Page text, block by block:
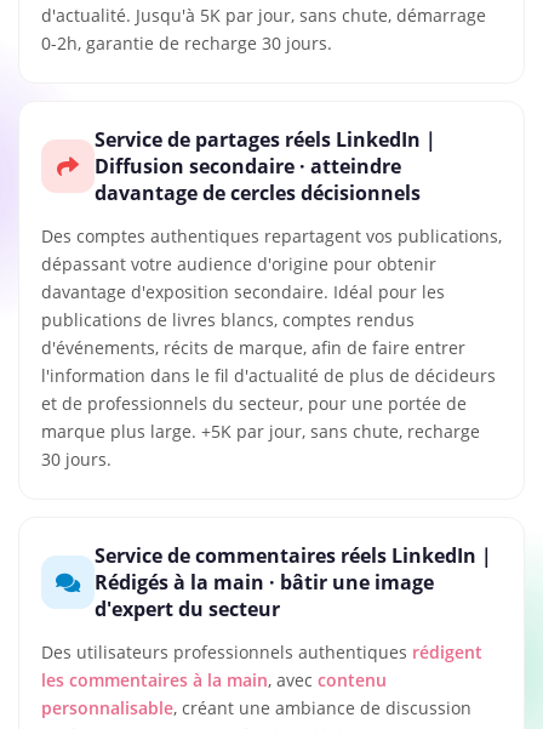
d'actualité. Jusqu'à 5K par jour, sans chute, démarrage
0-2h, garantie de recharge 30 jours.
Service de partages réels LinkedIn｜
Diffusion secondaire · atteindre
davantage de cercles décisionnels
Des comptes authentiques repartagent vos publications,
dépassant votre audience d'origine pour obtenir
davantage d'exposition secondaire. Idéal pour les
publications de livres blancs, comptes rendus
d'événements, récits de marque, afin de faire entrer
l'information dans le fil d'actualité de plus de décideurs
et de professionnels du secteur, pour une portée de
marque plus large. +5K par jour, sans chute, recharge
30 jours.
Service de commentaires réels LinkedIn｜
Rédigés à la main · bâtir une image
d'expert du secteur
Des utilisateurs professionnels authentiques rédigent
les commentaires à la main, avec contenu
personnalisable, créant une ambiance de discussion